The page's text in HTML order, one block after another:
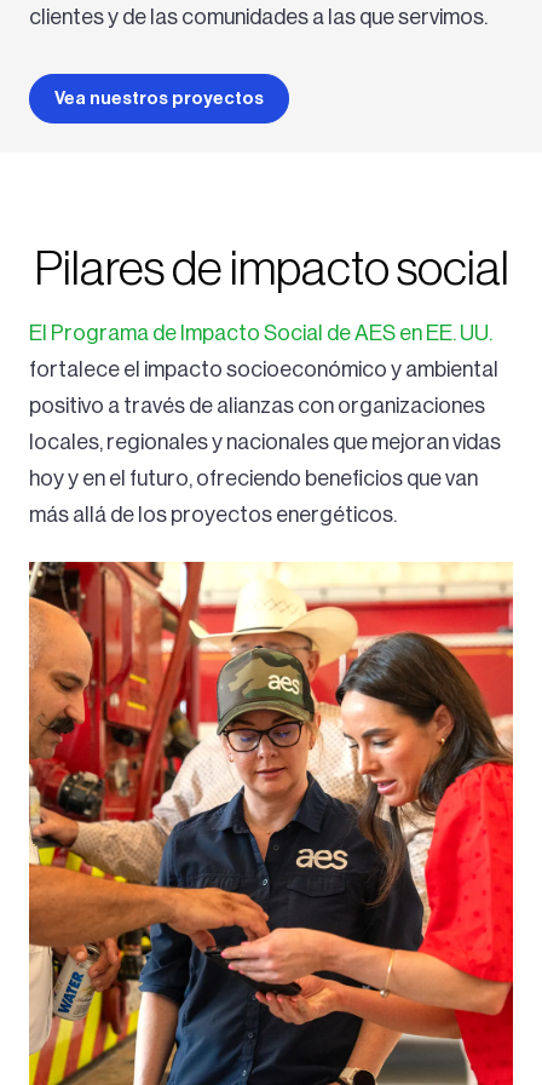
clientes y de las comunidades a las que servimos.
Vea nuestros proyectos
Pilares de impacto social
El Programa de Impacto Social de AES en EE. UU.
fortalece el impacto socioeconómico y ambiental
positivo a través de alianzas con organizaciones
locales, regionales y nacionales que mejoran vidas
hoy y en el futuro, ofreciendo beneficios que van
más allá de los proyectos energéticos.